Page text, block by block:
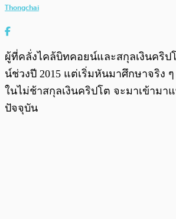
Thongchai
ผู้ที่คลั่งไคล้บิทคอยน์และสกุลเงินคริป
น์ช่วงปี 2015 แต่เริ่มหันมาศึกษาจริง ๆ
ในไม่ช้าสกุลเงินคริปโต จะมาเข้ามา
ปัจจุบัน